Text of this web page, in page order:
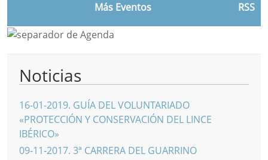
Más Eventos RSS
Noticias
16-01-2019. GUÍA DEL VOLUNTARIADO
«PROTECCIÓN Y CONSERVACIÓN DEL LINCE
IBÉRICO»
09-11-2017. 3ª CARRERA DEL GUARRINO